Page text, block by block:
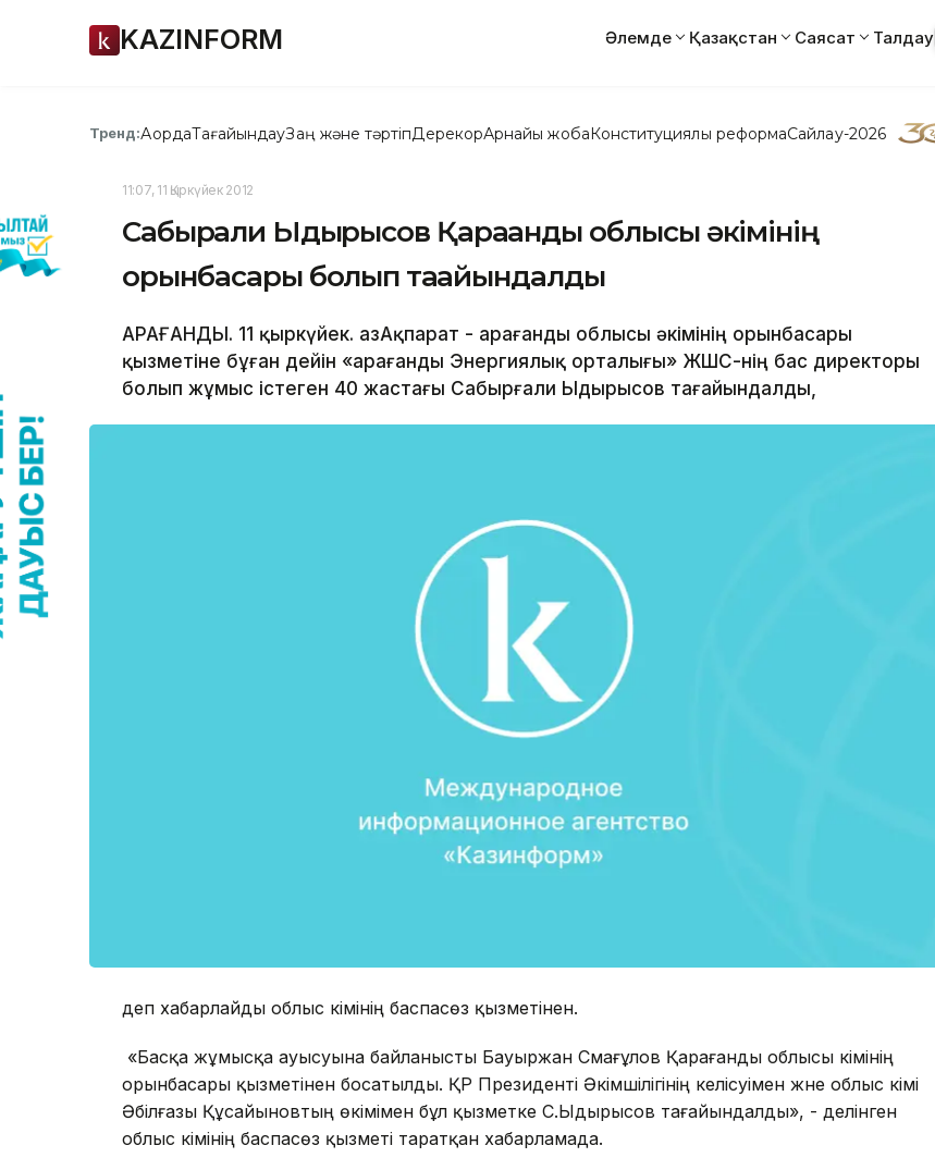
KAZINFORM Әлемде Қазақстан Саясат Талдау
Тренд:АқордаТағайындауЗаң және тәртіпДерекқорАрнайы жобаКонституциялық реформаСайлау-2026
11:07, 11 Қыркүйек 2012
Сабырғали Ыдырысов Қарағанды облысы әкімінің
орынбасары болып тағайындалды
ҚАРАҒАНДЫ. 11 қыркүйек. ҚазАқпарат - Қарағанды облысы әкімінің орынбасары
қызметіне бұған дейін «Қарағанды Энергиялық орталығы» ЖШС-нің бас директоры
болып жұмыс істеген 40 жастағы Сабырғали Ыдырысов тағайындалды,
деп хабарлайды облыс әкімінің баспасөз қызметінен.
«Басқа жұмысқа ауысуына байланысты Бауыржан Смағұлов Қарағанды облысы әкімінің
орынбасары қызметінен босатылды. ҚР Президенті Әкімшілігінің келісуімен және облыс әкімі
Әбілғазы Құсайыновтың өкімімен бұл қызметке С.Ыдырысов тағайындалды», - делінген
облыс әкімінің баспасөз қызметі таратқан хабарламада.